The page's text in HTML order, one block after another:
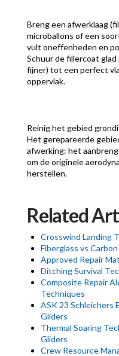
Breng een afwerklaag
microballons of een
vult oneffenheden en
Schuur de fillercoat
fijner) tot een perfect
oppervlak.
Reinig het gebied
Het gerepareerde
afwerking: het
om de originele
herstellen.
Related
Crosswind Landing
Fiberglass vs
Approved Repair
Ditching Survival
Composite Repair
Techniques
ASK 23 Schleichers
Gliders
Thermal Soaring
Gliders
Crew Resource